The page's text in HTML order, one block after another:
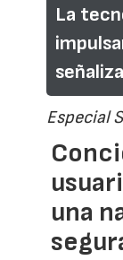
La
Especial
una